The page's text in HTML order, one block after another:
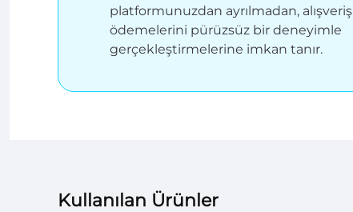
platformunuzdan ayrılmadan, alışveriş
ödemelerini pürüzsüz bir deneyimle
gerçekleştirmelerine imkan tanır.
Kullanılan Ürünler